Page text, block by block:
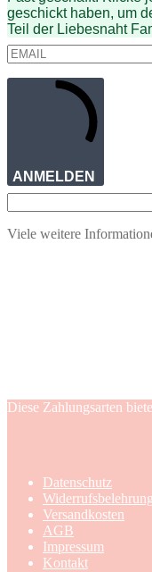
geschickt haben, um
Teil der Liebesnaht
ANMELDEN
Viele weitere
Diese Zahlungsarten
Datenschutz
Widerrufsbelehrung
Versandkosten
AGB
Impressum
Kontakt